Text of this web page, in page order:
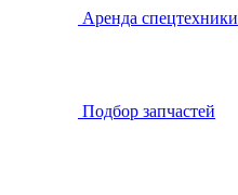
Аренда спецтехники
Подбор запчастей